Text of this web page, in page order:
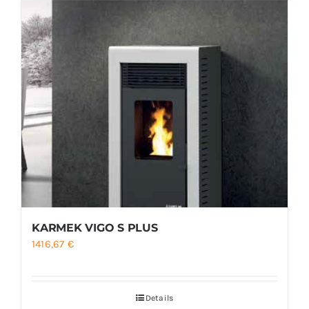
KARMEK VIGO S PLUS
1416,67 €
Details